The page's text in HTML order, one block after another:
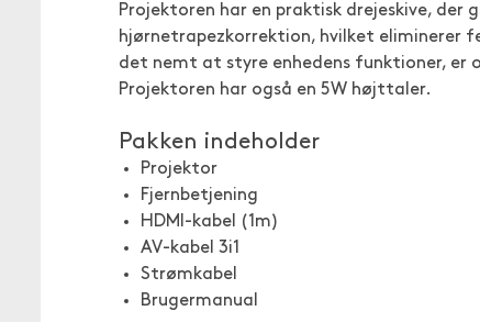
Projektoren har en praktisk drejeskive,
hjørnetrapezkorrektion, hvilket eliminerer
det nemt at styre enhedens funktioner, er
Projektoren har også en 5W højttaler.
Pakken indeholder
Projektor
Fjernbetjening
HDMI-kabel (1m)
AV-kabel 3i1
Strømkabel
Brugermanual